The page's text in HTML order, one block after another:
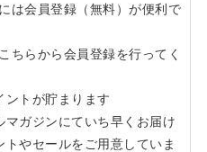
は会員登録（無料）が便利で
ちらから会員登録を行ってく
ントが貯まります
マガジンにていち早くお届け
トやセールをご用意していま